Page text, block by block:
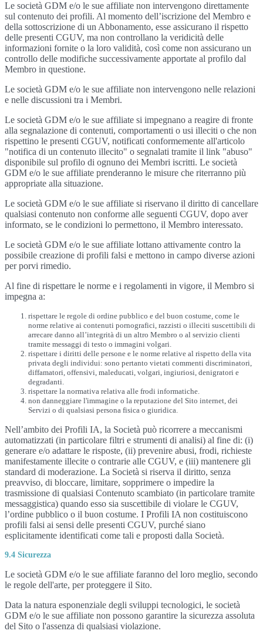
Le società GDM e/o le sue affiliate non intervengono direttamente
sul contenuto dei profili. Al momento dell’iscrizione del Membro e
della sottoscrizione di un Abbonamento, esse assicurano il rispetto
delle presenti CGUV, ma non controllano la veridicità delle
informazioni fornite o la loro validità, così come non assicurano un
controllo delle modifiche successivamente apportate al profilo dal
Membro in questione.
Le società GDM e/o le sue affiliate non intervengono nelle relazioni
e nelle discussioni tra i Membri.
Le società GDM e/o le sue affiliate si impegnano a reagire di fronte
alla segnalazione di contenuti, comportamenti o usi illeciti o che non
rispettino le presenti CGUV, notificati conformemente all'articolo
"notifica di un contenuto illecito" o segnalati tramite il link "abuso"
disponibile sul profilo di ognuno dei Membri iscritti. Le società
GDM e/o le sue affiliate prenderanno le misure che riterranno più
appropriate alla situazione.
Le società GDM e/o le sue affiliate si riservano il diritto di cancellare
qualsiasi contenuto non conforme alle seguenti CGUV, dopo aver
informato, se le condizioni lo permettono, il Membro interessato.
Le società GDM e/o le sue affiliate lottano attivamente contro la
possibile creazione di profili falsi e mettono in campo diverse azioni
per porvi rimedio.
Al fine di rispettare le norme e i regolamenti in vigore, il Membro si
impegna a:
rispettare le regole di ordine pubblico e del buon costume, come le
norme relative ai contenuti pornografici, razzisti o illeciti suscettibili di
arrecare danno all’integrità di un altro Membro o al servizio clienti
tramite messaggi di testo o immagini volgari.
rispettare i diritti delle persone e le norme relative al rispetto della vita
privata degli individui: sono pertanto vietati commenti discriminatori,
diffamatori, offensivi, maleducati, volgari, ingiuriosi, denigratori e
degradanti.
rispettare la normativa relativa alle frodi informatiche.
non danneggiare l'immagine o la reputazione del Sito internet, dei
Servizi o di qualsiasi persona fisica o giuridica.
Nell’ambito dei Profili IA, la Società può ricorrere a meccanismi
automatizzati (in particolare filtri e strumenti di analisi) al fine di: (i)
generare e/o adattare le risposte, (ii) prevenire abusi, frodi, richieste
manifestamente illecite o contrarie alle CGUV, e (iii) mantenere gli
standard di moderazione. La Società si riserva il diritto, senza
preavviso, di bloccare, limitare, sopprimere o impedire la
trasmissione di qualsiasi Contenuto scambiato (in particolare tramite
messaggistica) quando esso sia suscettibile di violare le CGUV,
l’ordine pubblico o il buon costume. I Profili IA non costituiscono
profili falsi ai sensi delle presenti CGUV, purché siano
esplicitamente identificati come tali e proposti dalla Società.
9.4 Sicurezza
Le società GDM e/o le sue affiliate faranno del loro meglio, secondo
le regole dell'arte, per proteggere il Sito.
Data la natura esponenziale degli sviluppi tecnologici, le società
GDM e/o le sue affiliate non possono garantire la sicurezza assoluta
del Sito o l'assenza di qualsiasi violazione.